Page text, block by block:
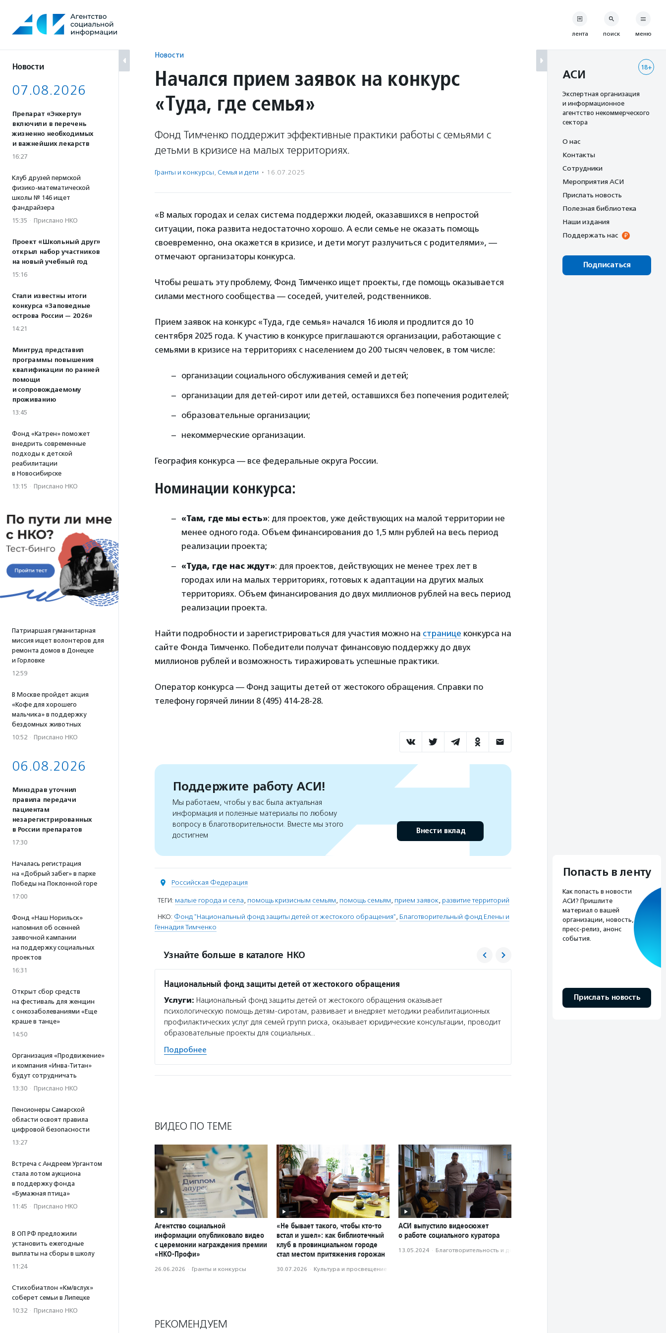
содержанию
Новости
07.08.2026
Препарат «Энхерту»
включили в перечень
жизненно необходимых
и важнейших лекарств
16:27
Клуб друзей пермской
физико-математической
школы № 146 ищет
фандрайзера
15:35 · Прислано НКО
Проект «Школьный друг»
открыл набор участников
на новый учебный год
15:16
Стали известны итоги
конкурса «Заповедные
острова России — 2026»
14:21
Минтруд представил
программы повышения
квалификации по ранней
помощи
и сопровождаемому
проживанию
13:45
Фонд «Катрен» поможет
внедрить современные
подходы к детской
реабилитации
в Новосибирске
13:15 · Прислано НКО
Патриаршая гуманитарная
миссия ищет волонтеров для
ремонта домов в Донецке
и Горловке
12:59
В Москве пройдет акция
«Кофе для хорошего
мальчика» в поддержку
бездомных животных
10:52 · Прислано НКО
06.08.2026
Минздрав уточнил
правила передачи
пациентам
незарегистрированных
в России препаратов
17:30
Началась регистрация
на «Добрый забег» в парке
Победы на Поклонной горе
17:00
Фонд «Наш Норильск»
напомнил об осенней
заявочной кампании
на поддержку социальных
проектов
16:31
Открыт сбор средств
на фестиваль для женщин
с онкозаболеваниями «Еще
краше в танце»
14:50
Организация «Продвижение»
и компания «Инва-Титан»
будут сотрудничать
13:30 · Прислано НКО
Пенсионеры Самарской
области освоят правила
цифровой безопасности
13:27
Встреча с Андреем Ургантом
стала лотом аукциона
в поддержку фонда
«Бумажная птица»
11:45 · Прислано НКО
В ОП РФ предложили
установить ежегодные
выплаты на сборы в школу
11:24
Стихобиатлон «Км/вслух»
соберет семьи в Липецке
10:32 · Прислано НКО
Новости
Начался прием заявок на конкурс
«Туда, где семья»
Фонд Тимченко поддержит эффективные практики работы с семьями с
детьми в кризисе на малых территориях.
Гранты и конкурсы, Семья и дети · 16.07.2025
«В малых городах и селах система поддержки людей, оказавшихся в непростой
ситуации, пока развита недостаточно хорошо. А если семье не оказать помощь
своевременно, она окажется в кризисе, и дети могут разлучиться с родителями», —
отмечают организаторы конкурса.
Чтобы решать эту проблему, Фонд Тимченко ищет проекты, где помощь оказывается
силами местного сообщества — соседей, учителей, родственников.
Прием заявок на конкурс «Туда, где семья» начался 16 июля и продлится до 10
сентября 2025 года. К участию в конкурсе приглашаются организации, работающие с
семьями в кризисе на территориях с населением до 200 тысяч человек, в том числе:
организации социального обслуживания семей и детей;
организации для детей-сирот или детей, оставшихся без попечения родителей;
образовательные организации;
некоммерческие организации.
География конкурса — все федеральные округа России.
Номинации конкурса:
«Там, где мы есть»: для проектов, уже действующих на малой территории не
менее одного года. Объем финансирования до 1,5 млн рублей на весь период
реализации проекта;
«Туда, где нас ждут»: для проектов, действующих не менее трех лет в
городах или на малых территориях, готовых к адаптации на других малых
территориях. Объем финансирования до двух миллионов рублей на весь период
реализации проекта.
Найти подробности и зарегистрироваться для участия можно на странице конкурса на
сайте Фонда Тимченко. Победители получат финансовую поддержку до двух
миллионов рублей и возможность тиражировать успешные практики.
Оператор конкурса — Фонд защиты детей от жестокого обращения. Справки по
телефону горячей линии 8 (495) 414-28-28.
Поддержите работу АСИ!
Мы работаем, чтобы у вас была актуальная
информация и полезные материалы по любому
вопросу в благотворительности. Вместе мы этого
достигнем
Внести вклад
Российская Федерация
ТЕГИ: малые города и села, помощь кризисным семьям, помощь семьям, прием заявок, развитие территорий
НКО: Фонд "Национальный фонд защиты детей от жестокого обращения", Благотворительный фонд Елены и
Геннадия Тимченко
Узнайте больше в каталоге НКО
Национальный фонд защиты детей от жестокого обращения
Услуги: Национальный фонд защиты детей от жестокого обращения оказывает
психологическую помощь детям-сиротам, развивает и внедряет методики реабилитационных
профилактических услуг для семей групп риска, оказывает юридические консультации, проводит
образовательные проекты для социальных…
Подробнее
Фонд Тимченко — один из
ВИДЕО ПО ТЕМЕ
Агентство социальной
информации опубликовало видео
с церемонии награждения премии
«НКО-Профи»
26.06.2026 · Гранты и конкурсы
«Не бывает такого, чтобы кто-то
встал и ушел»: как библиотечный
клуб в провинциальном городе
стал местом притяжения горожан
30.07.2026 · Культура и просвещение
АСИ выпустило видеосюжет
о работе социального куратора
13.05.2024 · Благотвори­тель­ность и доброволь­чест­во
РЕКОМЕНДУЕМ
лента поиск меню
18+
АСИ
Экспертная организация
и информационное
агентство некоммерческого
сектора
О нас
Контакты
Сотрудники
Мероприятия АСИ
Прислать новость
Полезная библиотека
Наши издания
Поддержать нас
Подписаться
Попасть в ленту
Как попасть в новости
АСИ? Пришлите
материал о вашей
организации, новость,
пресс-релиз, анонс
события.
Прислать новость